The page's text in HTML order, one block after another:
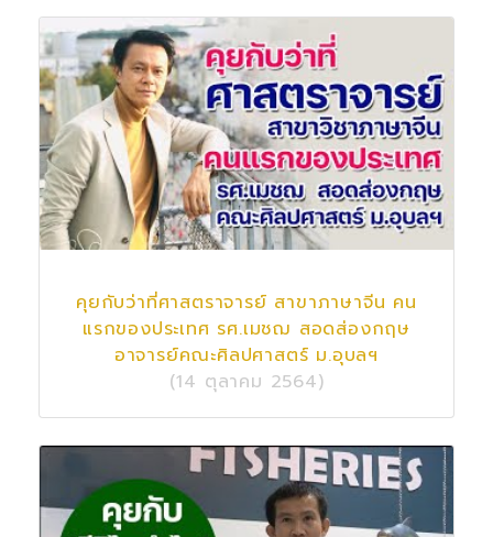
คุยกับว่าที่ศาสตราจารย์ สาขาภาษาจีน คน
แรกของประเทศ รศ.เมชฌ สอดส่องกฤษ
อาจารย์คณะศิลปศาสตร์ ม.อุบลฯ
(14 ตุลาคม 2564)